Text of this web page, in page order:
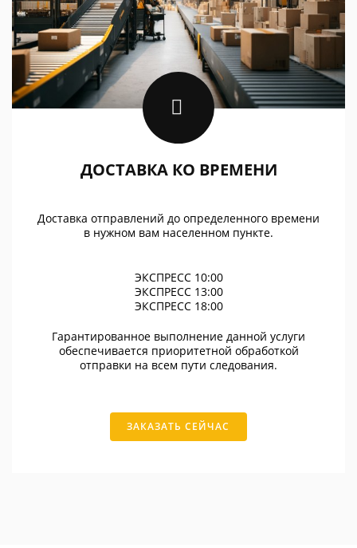
ДОСТАВКА КО ВРЕМЕНИ
Доставка отправлений до определенного времени
в нужном вам населенном пункте.
ЭКСПРЕСС 10:00
ЭКСПРЕСС 13:00
ЭКСПРЕСС 18:00
Гарантированное выполнение данной услуги
обеспечивается приоритетной обработкой
отправки на всем пути следования.
ЗАКАЗАТЬ СЕЙЧАС